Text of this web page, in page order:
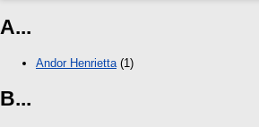
A...
Andor Henrietta(1)
B...